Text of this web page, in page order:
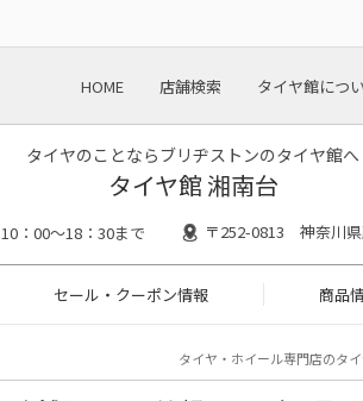
HOME 店舗検索 タイヤ館につ
タイヤのことならブリヂストンのタイヤ館へ
タイヤ館 湘南台
10：00～18：30まで 〒252-0813 神奈川
セール・クーポン情報 商品
タイヤ・ホイール専門店のタ